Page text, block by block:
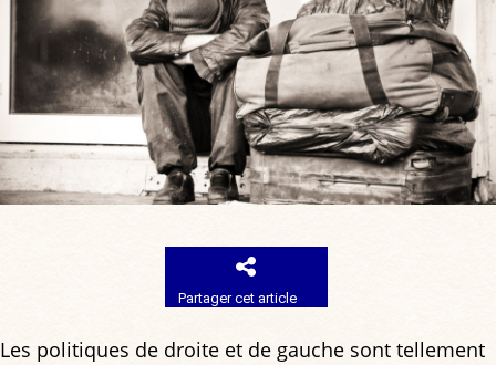
Partager cet article
Les politiques de droite et de gauche sont tellement